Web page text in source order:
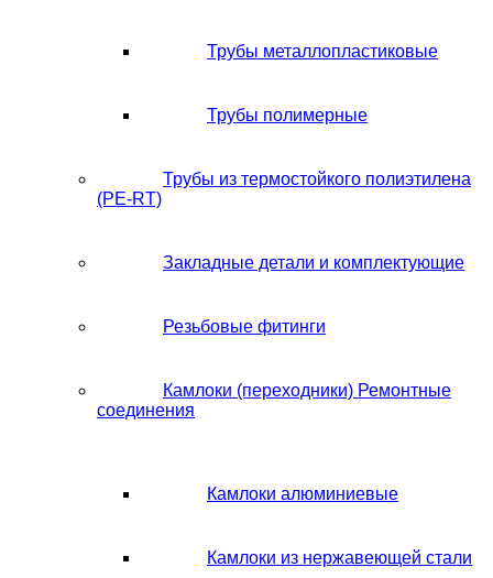
Трубы металлопластиковые
Трубы полимерные
Трубы из термостойкого полиэтилена
(PE-RT)
Закладные детали и комплектующие
Резьбовые фитинги
Камлоки (переходники) Ремонтные
соединения
Камлоки алюминиевые
Камлоки из нержавеющей стали